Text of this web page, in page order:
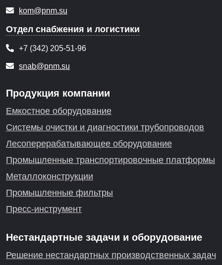
kom@pnm.su
Отдел снабжения и логистики
+7 (342) 205-51-96
snab@pnm.su
Продукция компании
Емкостное оборудование
Системы очистки и диагностики трубопроводов
Лесоперерабатывающее оборудование
Промышленные транспортировочные платформы
Металлоконструкции
Промышленные фильтры
Пресс-инструмент
Нестандартные задачи и оборудование
Решение нестандартных производственных задач